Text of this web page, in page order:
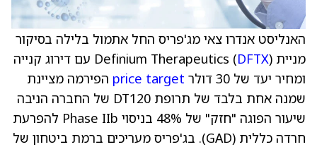
האנליסט אנדרו צאי מג'פריס החל אתמול בלילה בסיקור
מניית Definium Therapeutics ( DFTX
) עם דירוג קנייה
ומחיר יעד של 30 דולר
price target הפירמה מציינת
שמנה אחת בלבד של תרופת DT120 של החברה הניבה
שיעור הפוגה "חזק" של 48% בניסוי Phase IIb להפרעת
חרדה כללית (GAD). בג'פריס מעריכים ברמת ביטחון של